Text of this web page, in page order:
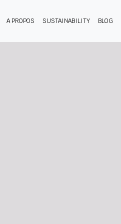
A PROPOS SUSTAINABILITY BLOG